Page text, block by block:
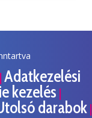
| Adatkezelési
kezelés |
darabok|